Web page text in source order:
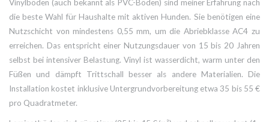
Vinylböden (auch bekannt als PVC-Böden) sind meiner Erfahrung nach
die beste Wahl für Haushalte mit aktiven Hunden. Sie benötigen eine
Nutzschicht von mindestens 0,55 mm, um die Abriebklasse AC4 zu
erreichen. Das entspricht einer Nutzungsdauer von 15 bis 20 Jahren
selbst bei intensiver Belastung. Vinyl ist wasserdicht, warm unter den
Füßen und dämpft Trittschall besser als andere Materialien. Die
Installation kostet inklusive Untergrundvorbereitung etwa 35 bis 55 €
pro Quadratmeter.